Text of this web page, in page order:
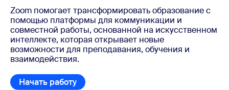
Zoom помогает трансформировать образование с
помощью платформы для коммуникации и
совместной работы, основанной на искусственном
интеллекте, которая открывает новые
возможности для преподавания, обучения и
взаимодействия.
Начать работу Начать работу